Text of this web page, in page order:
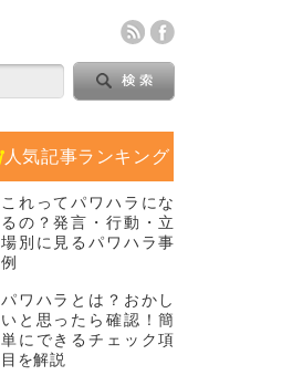
人気記事ランキング
これってパワハラにな
るの？発言・行動・立
場別に見るパワハラ事
例
パワハラとは？おかし
いと思ったら確認！簡
単にできるチェック項
目を解説